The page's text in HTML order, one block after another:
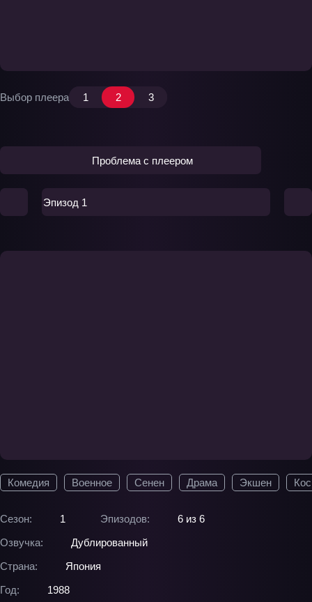
Комедия Военное Сенен Драма Экшен
Сезон: 1 Эпизодов:
6 из 6
Озвучка:
Дублированный
Страна:
Япония
Год:
1988
Выбор плеера 1 2 3
Проблема с плеером
Эпизод 1